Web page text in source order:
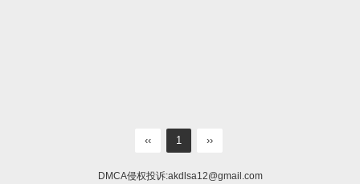
‹‹ 1 ››
DMCA侵权投诉:akdlsa12@gmail.com